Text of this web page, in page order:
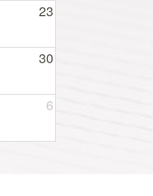
23
30
6